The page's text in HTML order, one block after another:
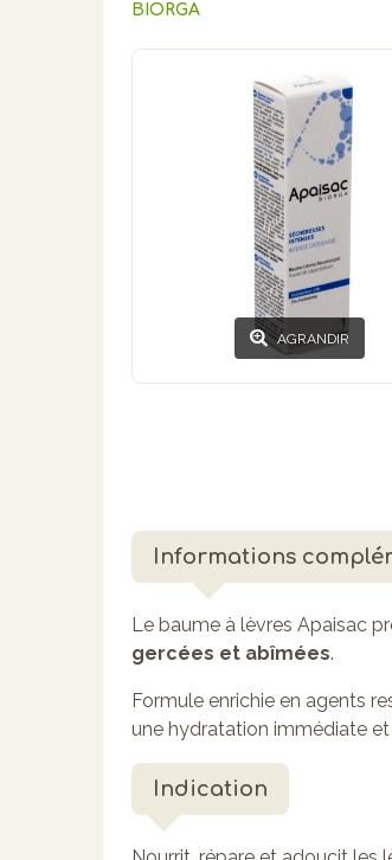
BIORGA
AGRANDIR
Informations
Le baume à lèvres Apaisac
gercées et abîmées.
Formule enrichie en agents
une hydratation immédiate
Indication